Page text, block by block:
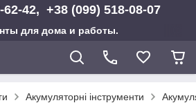
62-42, +38 (099) 518-08-07
для дома и работы.
Акумуляторні інструменти